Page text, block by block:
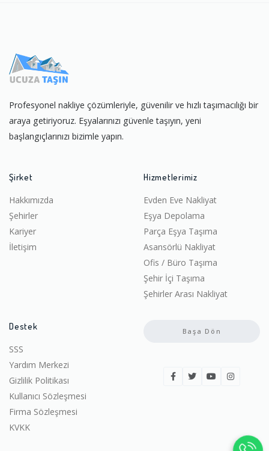
Profesyonel nakliye çözümleriyle, güvenilir ve hızlı taşımacılığı bir
araya getiriyoruz. Eşyalarınızı güvenle taşıyın, yeni
başlangıçlarınızı bizimle yapın.
Şirket
Hakkımızda
Şehirler
Kariyer
İletişim
Hizmetlerimiz
Evden Eve Nakliyat
Eşya Depolama
Parça Eşya Taşıma
Asansörlü Nakliyat
Ofis / Büro Taşıma
Şehir İçi Taşıma
Şehirler Arası Nakliyat
Destek
SSS
Yardım Merkezi
Gizlilik Politikası
Kullanıcı Sözleşmesi
Firma Sözleşmesi
KVKK
Başa Dön